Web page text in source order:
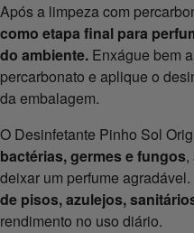
Após a limpeza com
como etapa final para
do ambiente. Enxágue bem
percarbonato e aplique o
da embalagem.
O Desinfetante Pinho Sol
bactérias, germes e fungos,
deixar um perfume
de pisos, azulejos,
rendimento no uso diário.